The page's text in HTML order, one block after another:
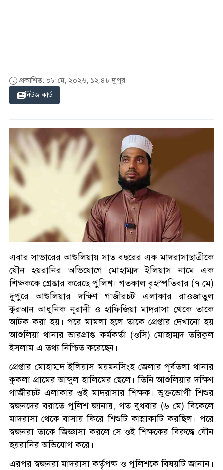
প্রকাশিত: ০৮ মে, ২০২৬, ১২:৪৮ দুপুর
নিউজ কার্ড
এবার সাভারের আশুলিয়ায় সাত বছরের এক মাদরাসাছাত্রীকে
যৌন হয়রানির অভিযোগে মোহাম্মদ ইলিয়াস নামে এক
শিক্ষককে গ্রেপ্তার করেছে পুলিশ। গতকাল বৃহস্পতিবার (৭ মে)
দুপুরে আশুলিয়ার দক্ষিণ গাজীরচট এলাকার রাওজাতুল
কুরআন আধুনিক নূরানী ও হাফিজিয়া মাদরাসা থেকে তাকে
আটক করা হয়। পরে মামলা হলে তাকে গ্রেপ্তার দেখানো হয়
আশুলিয়া থানার ভারপ্রাপ্ত কর্মকর্তা (ওসি) মোহাম্মদ তরিকুল
ইসলাম এ তথ্য নিশ্চিত করেছেন।
গ্রেপ্তার মোহাম্মদ ইলিয়াস ময়মনসিংহ জেলার পূর্বতলা থানার
কুকলা গ্রামের আব্দুল হালিমের ছেলে। তিনি আশুলিয়ার দক্ষিণ
গাজীরচট এলাকার ওই মাদরাসার শিক্ষক। ভুক্তভোগী শিশুর
স্বজনদের বরাতে পুলিশ জানায়, গত বুধবার (৬ মে) বিকেলে
মাদরাসা থেকে বাসায় ফিরে শিশুটি কান্নাকাটি করছিল। পরে
স্বজনরা তাকে জিজ্ঞাসা করলে সে ওই শিক্ষকের বিরুদ্ধে যৌন
হয়রানির অভিযোগ করে।
এরপর স্বজনরা মাদরাসা কর্তৃপক্ষ ও পুলিশকে বিষয়টি জানান।